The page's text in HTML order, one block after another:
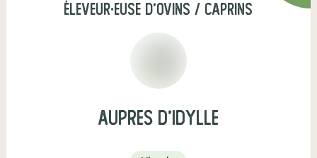
éleveur·euse d'ovins / caprins
aupres d'idylle